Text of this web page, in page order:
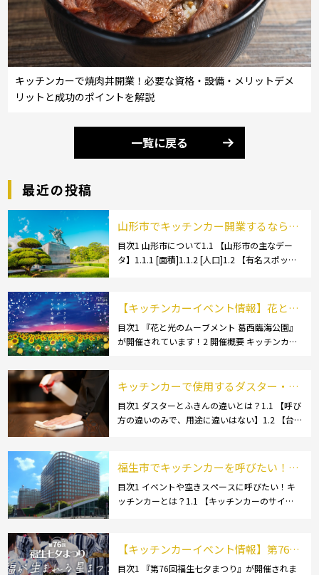
キッチンカーで焼肉丼開業！必要な資格・設備・メリットデメ
リットと成功のポイントを解説
一覧に戻る
最近の投稿
山形市でキッチンカー開業するなら格
安のレンタル・リース！営業許可取得
の流れも解説！
目次1 山形市について1.1 【山形市の主なデー
タ】1.1.1 [面積]1.1.2 [人口]1.2 【有名スポッ
【キッチンカーイベント情報】花と光
のムーブメント 葛西臨海公園が開催さ
れています！
目次1 『花と光のムーブメント 葛西臨海公園』
が開催されています！2 開催概要 キッチンカー
ルメイベントが催されています。 開業前にキ
キッチンカーで使用するダスター・ふ
きんの選び方とは？おすすめ商品3選
も紹介！
目次1 ダスターとふきんの違いとは？1.1 【呼び
方の違いのみで、用途に違いはない】1.2 【台
特徴2.1 【綿】2.2 【マイクロ […]
福生市でキッチンカーを呼びたい！派
遣してもらうにはどうすれば良いの？
依頼の流れや人気メニューを解説
目次1 イベントや空きスペースに呼びたい！キ
ッチンカーとは？1.1 【キッチンカーのサイ
チンカー:1t～ […]
【キッチンカーイベント情報】第76回
福生七夕まつりが開催されます！
目次1 『第76回福生七夕まつり』が開催されま